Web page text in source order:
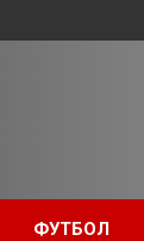
ФУТБОЛ